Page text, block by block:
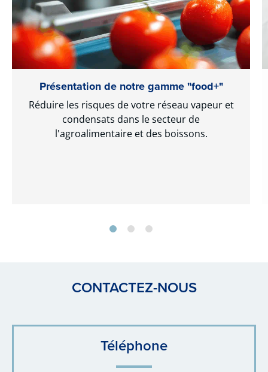
Présentation de notre gamme "food+"
Réduire les risques de votre réseau vapeur et
condensats dans le secteur de
l'agroalimentaire et des boissons.
CONTACTEZ-NOUS
Téléphone